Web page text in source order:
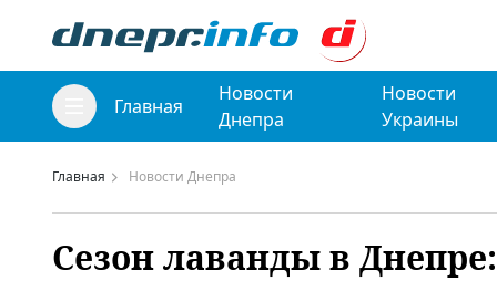
Главная
Новости
Днепра
Новости
Украины
Главная Новости Днепра
Сезон лаванды в